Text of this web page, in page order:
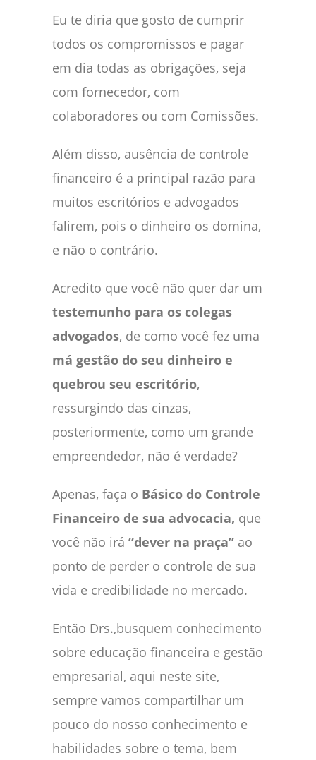
Eu te diria que gosto de cumprir
todos os compromissos e pagar
em dia todas as obrigações, seja
com fornecedor, com
colaboradores ou com Comissões.
Além disso, ausência de controle
financeiro é a principal razão para
muitos escritórios e advogados
falirem, pois o dinheiro os domina,
e não o contrário.
Acredito que você não quer dar um
testemunho para os colegas
advogados, de como você fez uma
má gestão do seu dinheiro e
quebrou seu escritório,
ressurgindo das cinzas,
posteriormente, como um grande
empreendedor, não é verdade?
Apenas, faça o Básico do Controle
Financeiro de sua advocacia, que
você não irá “dever na praça” ao
ponto de perder o controle de sua
vida e credibilidade no mercado.
Então Drs.,busquem conhecimento
sobre educação financeira e gestão
empresarial, aqui neste site,
sempre vamos compartilhar um
pouco do nosso conhecimento e
habilidades sobre o tema, bem